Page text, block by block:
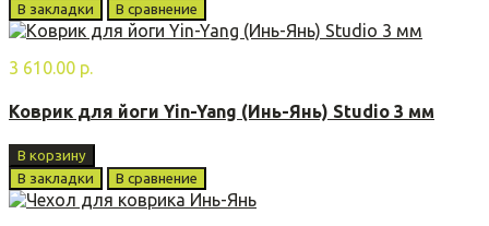
В закладки
В сравнение
3 610.00 р.
Коврик для йоги Yin-Yang (Инь-Янь) Studio 3 мм
В корзину
В закладки
В сравнение